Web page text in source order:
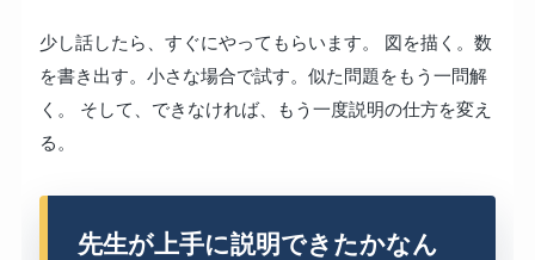
少し話したら、すぐにやってもらいます。 図を描く。数
を書き出す。小さな場合で試す。似た問題をもう一問解
く。 そして、できなければ、もう一度説明の仕方を変え
る。
先生が上手に説明できたかなん